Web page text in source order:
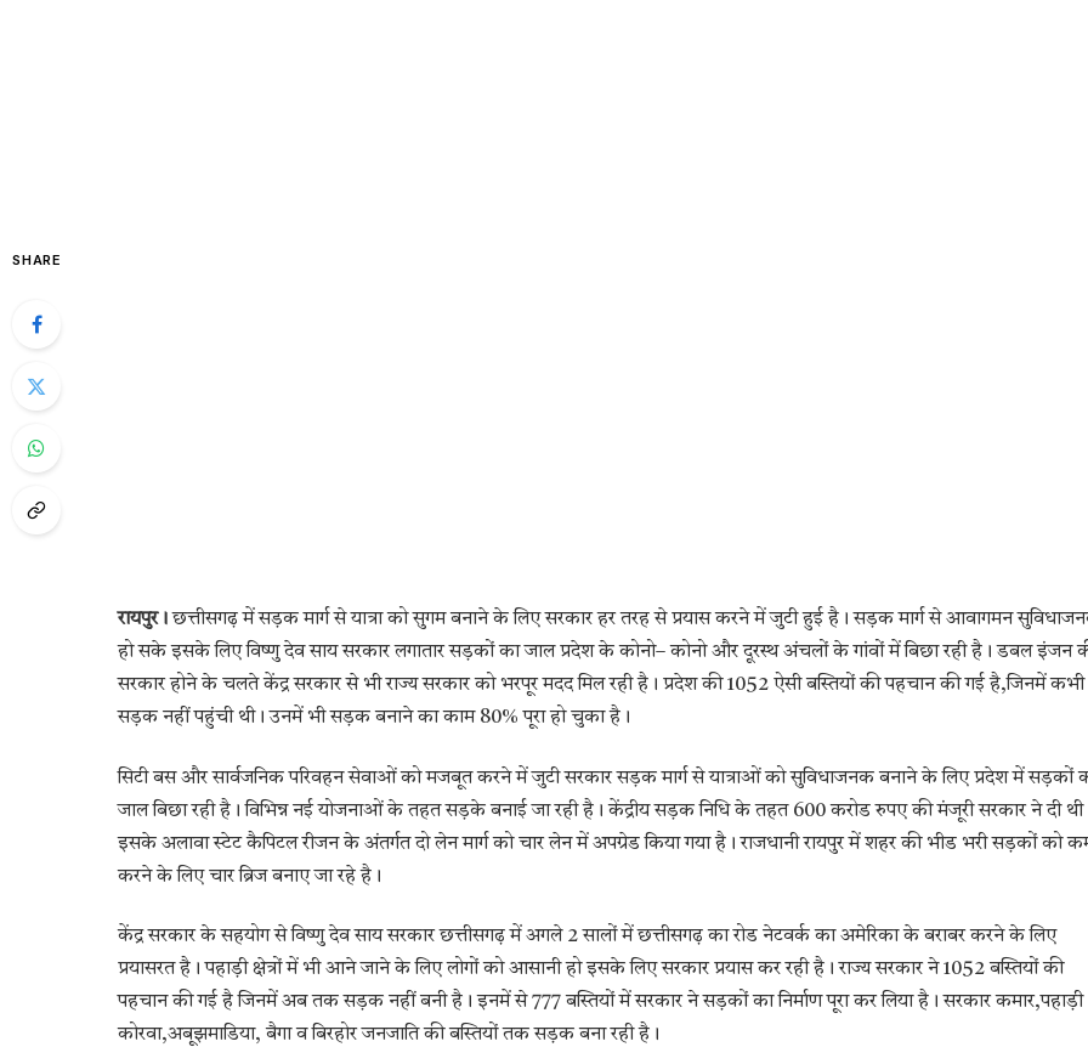
SHARE
रायपुर।छत्तीसगढ़ में सड़क मार्ग से यात्रा को सुगम बनाने के लिए सरकार हर तरह से प्रयास करने में जुटी हुई है। सड़क मार्ग से आवागमन
हो सके इसके लिए विष्णु देव साय सरकार लगातार सड़कों का जाल प्रदेश के कोनो– कोनो और दूरस्थ अंचलों के गांवों में बिछा रही है। डबल इंजन
सरकार होने के चलते केंद्र सरकार से भी राज्य सरकार को भरपूर मदद मिल रही है। प्रदेश की 1052 ऐसी बस्तियों की पहचान की गई है,जिनमें कभी
सड़क नहीं पहुंची थी। उनमें भी सड़क बनाने का काम 80% पूरा हो चुका है।
सिटी बस और सार्वजनिक परिवहन सेवाओं को मजबूत करने में जुटी सरकार सड़क मार्ग से यात्राओं को सुविधाजनक बनाने के लिए प्रदेश में सड़कों
जाल बिछा रही है। विभिन्न नई योजनाओं के तहत सड़के बनाई जा रही है। केंद्रीय सड़क निधि के तहत 600 करोड रुपए की मंजूरी सरकार ने दी
इसके अलावा स्टेट कैपिटल रीजन के अंतर्गत दो लेन मार्ग को चार लेन में अपग्रेड किया गया है। राजधानी रायपुर में शहर की भीड भरी सड़कों को
करने के लिए चार ब्रिज बनाए जा रहे है।
केंद्र सरकार के सहयोग से विष्णु देव साय सरकार छत्तीसगढ़ में अगले 2 सालों में छत्तीसगढ़ का रोड नेटवर्क का अमेरिका के बराबर करने के लिए
प्रयासरत है। पहाड़ी क्षेत्रों में भी आने जाने के लिए लोगों को आसानी हो इसके लिए सरकार प्रयास कर रही है। राज्य सरकार ने 1052 बस्तियों की
पहचान की गई है जिनमें अब तक सड़क नहीं बनी है। इनमें से 777 बस्तियों में सरकार ने सड़कों का निर्माण पूरा कर लिया है। सरकार कमार,पहाड़ी
कोरवा,अबूझमाडिया, बैगा व बिरहोर जनजाति की बस्तियों तक सड़क बना रही है।